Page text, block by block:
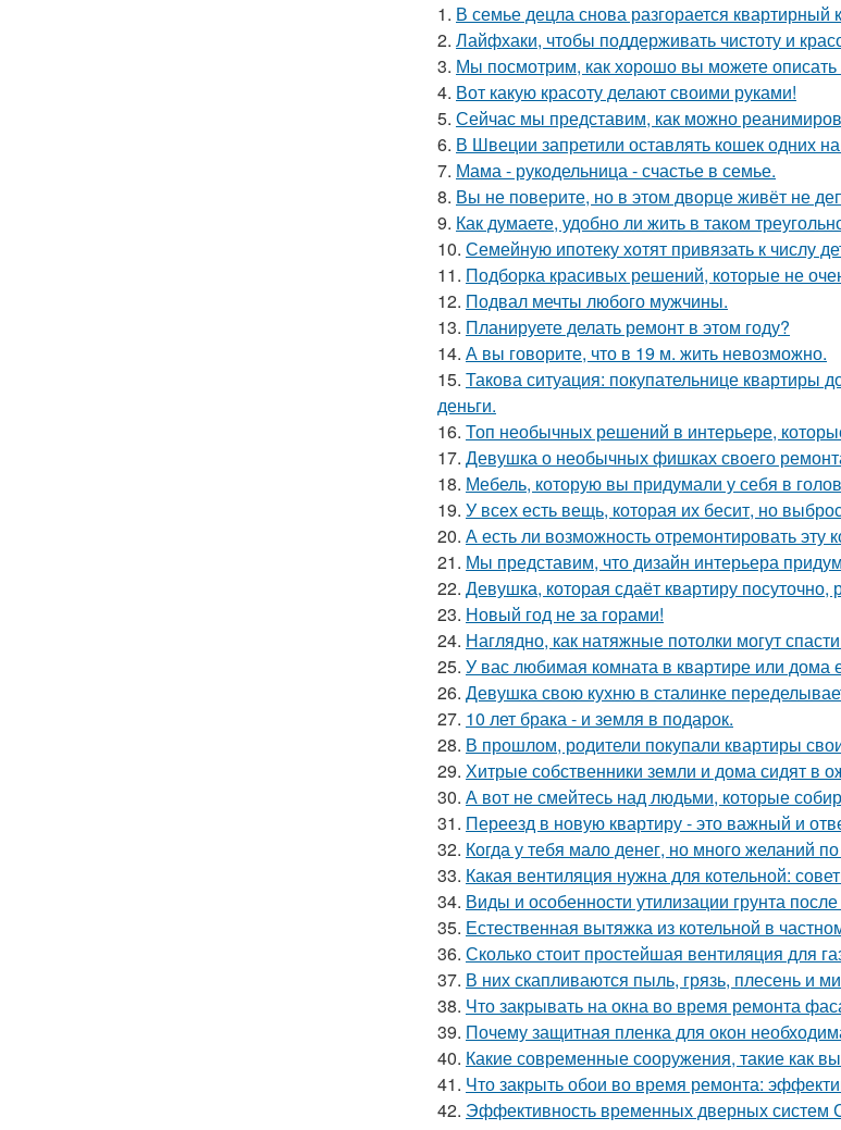
1. В семье децла снова разгорается квартирный
2. Лайфхаки, чтобы поддерживать чистоту и
3. Мы посмотрим, как хорошо вы можете описать
4. Вот какую красоту делают своими руками!
5. Сейчас мы представим, как можно
6. В Швеции запретили оставлять кошек одних
7. Мама - рукодельница - счастье в семье.
8. Вы не поверите, но в этом дворце живёт не
9. Как думаете, удобно ли жить в таком
10. Семейную ипотеку хотят привязать к числу
11. Подборка красивых решений, которые не
12. Подвал мечты любого мужчины.
13. Планируете делать ремонт в этом году?
14. А вы говорите, что в 19 м. жить невозможно.
15. Такова ситуация: покупательнице квартиры
деньги.
16. Топ необычных решений в интерьере,
17. Девушка о необычных фишках своего
18. Мебель, которую вы придумали у себя в
19. У всех есть вещь, которая их бесит, но
20. А есть ли возможность отремонтировать эту
21. Мы представим, что дизайн интерьера
22. Девушка, которая сдаёт квартиру посуточно,
23. Новый год не за горами!
24. Наглядно, как натяжные потолки могут
25. У вас любимая комната в квартире или дома
26. Девушка свою кухню в сталинке
27. 10 лет брака - и земля в подарок.
28. В прошлом, родители покупали квартиры
29. Хитрые собственники земли и дома сидят в
30. А вот не смейтесь над людьми, которые
31. Переезд в новую квартиру - это важный и
32. Когда у тебя мало денег, но много желаний
33. Какая вентиляция нужна для котельной:
34. Виды и особенности утилизации грунта
35. Естественная вытяжка из котельной в
36. Сколько стоит простейшая вентиляция для
37. В них скапливаются пыль, грязь, плесень и
38. Что закрывать на окна во время ремонта
39. Почему защитная пленка для окон
40. Какие современные сооружения, такие как
41. Что закрыть обои во время ремонта:
42. Эффективность временных дверных систем